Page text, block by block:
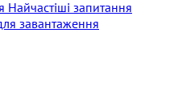
Найчастіші запитання
завантаження